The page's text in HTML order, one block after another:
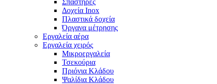
Σπαστήρες
Δοχεία Inox
Πλαστικά δοχεία
Όργανα μέτρησης
Εργαλεία αέρα
Εργαλεία χειρός
Μικροεργαλεία
Τσεκούρια
Πριόνια Κλάδου
Ψαλίδια Κλάδου